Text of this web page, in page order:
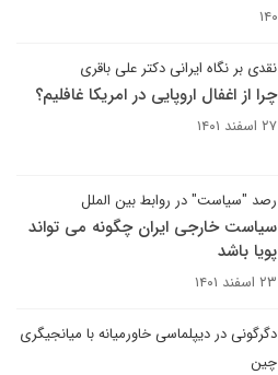
نقدی بر نگاه ایرانی دکتر علی باقری
چرا از اغفال اروپایی در امریکا غافلیم؟
۲۷ اسفند ۱۴۰۱
رصد "سیاست" در روابط بین الملل
سیاست خارجی ایران چگونه می تواند
پویا باشد
۲۳ اسفند ۱۴۰۱
دگرگونی در دیپلماسی خاورمیانه با میانجیگری
چین